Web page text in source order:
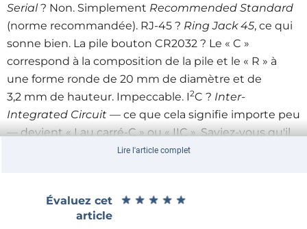
Serial? Non. Simplement Recommended Standard
(norme recommandée). RJ-45 ? Ring Jack 45, ce qui
sonne bien. La pile bouton CR2032 ? Le « C »
correspond à la composition de la pile et le « R » à
une forme ronde de 20 mm de diamètre et de
3,2 mm de hauteur. Impeccable. I2C ? Inter-
Integrated Circuit — ce que cela signifie importe peu
— devient « I au carré-C » ou « IIC ». Saviez-vous qu'il
existe désormais une nouvelle version de l'I
nom commercial est SenseWire. Vous avez peut-être
aperçu la mention TWI,
Lire l'article complet
Évaluez cet
article
★ ★ ★ ★ ★
★ ★ ★ ★ ★